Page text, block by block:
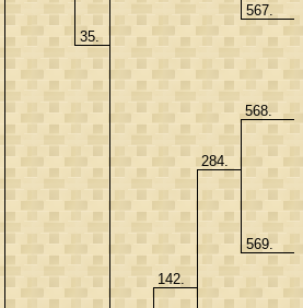
35.
567.
142.
284.
568.
569.